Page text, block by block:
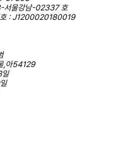
서울강남-02337 호
호 : J1200020180019
,아54129
일